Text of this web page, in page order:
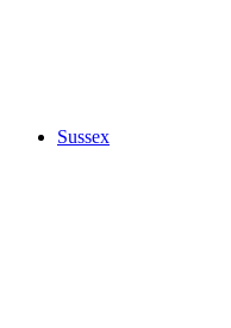
Sussex